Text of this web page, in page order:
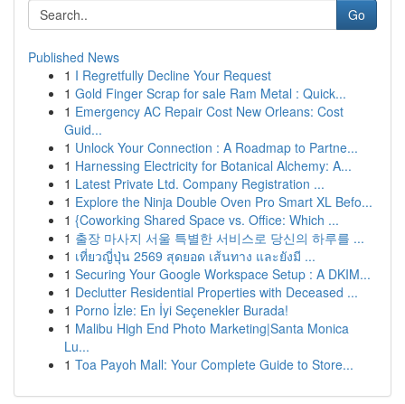
Go
Published News
1 I Regretfully Decline Your Request
1 Gold Finger Scrap for sale Ram Metal : Quick...
1 Emergency AC Repair Cost New Orleans: Cost
Guid...
1 Unlock Your Connection : A Roadmap to Partne...
1 Harnessing Electricity for Botanical Alchemy: A...
1 Latest Private Ltd. Company Registration ...
1 Explore the Ninja Double Oven Pro Smart XL Befo...
1 {Coworking Shared Space vs. Office: Which ...
1 출장 마사지 서울 특별한 서비스로 당신의 하루를 ...
1 เที่ยวญี่ปุ่น 2569 สุดยอด เส้นทาง และยังมี ...
1 Securing Your Google Workspace Setup : A DKIM...
1 Declutter Residential Properties with Deceased ...
1 Porno İzle: En İyi Seçenekler Burada!
1 Malibu High End Photo Marketing|Santa Monica
Lu...
1 Toa Payoh Mall: Your Complete Guide to Store...